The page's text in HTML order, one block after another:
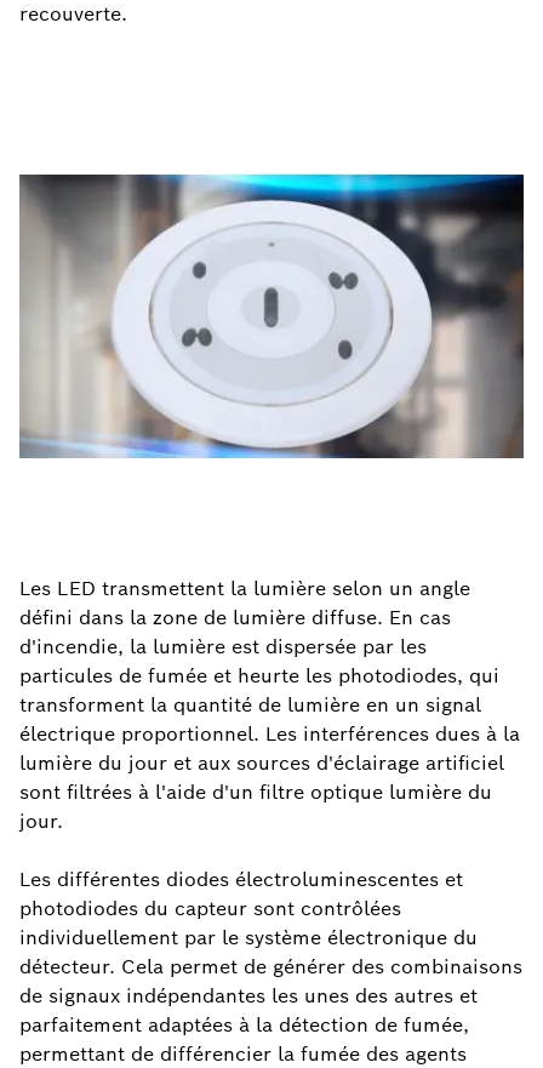
recouverte.
Les LED transmettent la lumière selon un angle
défini dans la zone de lumière diffuse. En cas
d'incendie, la lumière est dispersée par les
particules de fumée et heurte les photodiodes, qui
transforment la quantité de lumière en un signal
électrique proportionnel. Les interférences dues à la
lumière du jour et aux sources d'éclairage artificiel
sont filtrées à l'aide d'un filtre optique lumière du
jour.
Les différentes diodes électroluminescentes et
photodiodes du capteur sont contrôlées
individuellement par le système électronique du
détecteur. Cela permet de générer des combinaisons
de signaux indépendantes les unes des autres et
parfaitement adaptées à la détection de fumée,
permettant de différencier la fumée des agents